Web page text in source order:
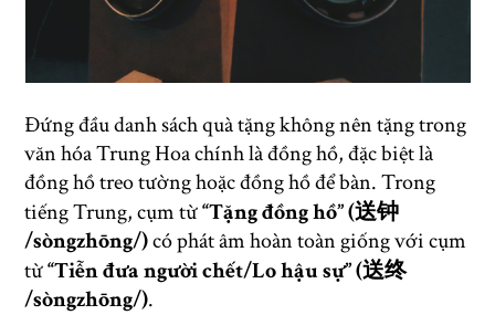
Đứng đầu danh sách quà tặng không nên tặng trong
văn hóa Trung Hoa chính là đồng hồ, đặc biệt là
đồng hồ treo tường hoặc đồng hồ để bàn. Trong
tiếng Trung, cụm từ“Tặng đồng hồ” (送钟
/sòngzhōng/)có phát âm hoàn toàn giống với cụm
từ“Tiễn đưa người chết/Lo hậu sự” (送终
/sòngzhōng/).